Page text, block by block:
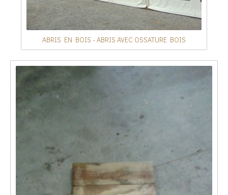
ABRIS EN BOIS - ABRIS AVEC OSSATURE BOIS